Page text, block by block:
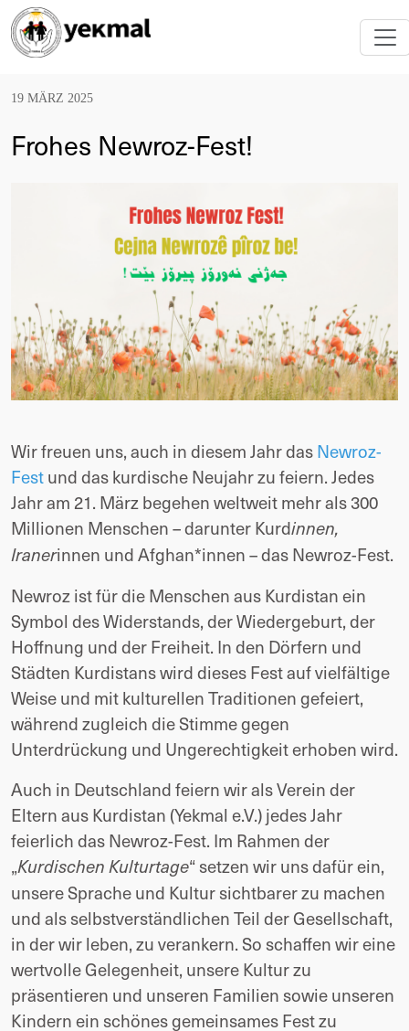
19 MÄRZ 2025
Frohes Newroz-Fest!
Wir freuen uns, auch in diesem Jahr dasNewroz-
Festund das kurdische Neujahr zu feiern. Jedes
Jahr am 21. März begehen weltweit mehr als 300
Millionen Menschen – darunter Kurdinnen,
Iranerinnen und Afghan*innen – das Newroz-Fest.
Newroz ist für die Menschen aus Kurdistan ein
Symbol des Widerstands, der Wiedergeburt, der
Hoffnung und der Freiheit. In den Dörfern und
Städten Kurdistans wird dieses Fest auf vielfältige
Weise und mit kulturellen Traditionen gefeiert,
während zugleich die Stimme gegen
Unterdrückung und Ungerechtigkeit erhoben wird.
Auch in Deutschland feiern wir als Verein der
Eltern aus Kurdistan (Yekmal e.V.) jedes Jahr
feierlich das Newroz-Fest. Im Rahmen der
„Kurdischen Kulturtage“ setzen wir uns dafür ein,
unsere Sprache und Kultur sichtbarer zu machen
und als selbstverständlichen Teil der Gesellschaft,
in der wir leben, zu verankern. So schaffen wir eine
wertvolle Gelegenheit, unsere Kultur zu
präsentieren und unseren Familien sowie unseren
Kindern ein schönes gemeinsames Fest zu